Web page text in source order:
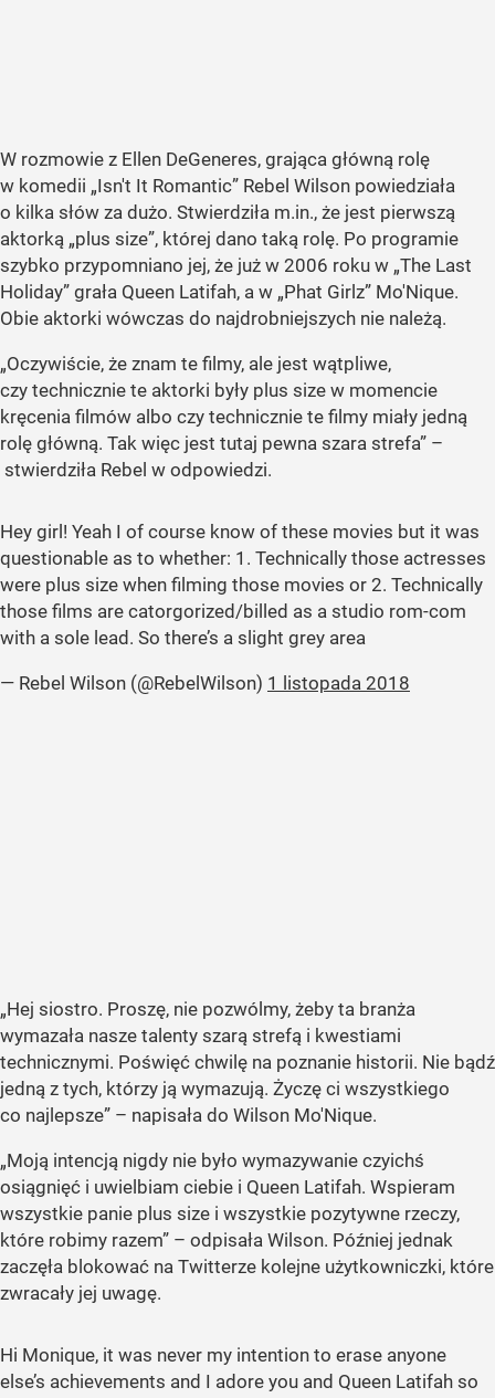
W rozmowie z Ellen DeGeneres, grająca główną rolę
w komedii „Isn't It Romantic” Rebel Wilson powiedziała
o kilka słów za dużo. Stwierdziła m.in., że jest pierwszą
aktorką „plus size”, której dano taką rolę. Po programie
szybko przypomniano jej, że już w 2006 roku w „The Last
Holiday” grała Queen Latifah, a w „Phat Girlz” Mo'Nique.
Obie aktorki wówczas do najdrobniejszych nie należą.
„Oczywiście, że znam te filmy, ale jest wątpliwe,
czy technicznie te aktorki były plus size w momencie
kręcenia filmów albo czy technicznie te filmy miały jedną
rolę główną. Tak więc jest tutaj pewna szara strefa” –
stwierdziła Rebel w odpowiedzi.
Hey girl! Yeah I of course know of these movies but it was
questionable as to whether: 1. Technically those actresses
were plus size when filming those movies or 2. Technically
those films are catorgorized/billed as a studio rom-com
with a sole lead. So there’s a slight grey area
— Rebel Wilson (@RebelWilson) 1 listopada 2018
„Hej siostro. Proszę, nie pozwólmy, żeby ta branża
wymazała nasze talenty szarą strefą i kwestiami
technicznymi. Poświęć chwilę na poznanie historii. Nie bądź
jedną z tych, którzy ją wymazują. Życzę ci wszystkiego
co najlepsze” – napisała do Wilson Mo'Nique.
„Moją intencją nigdy nie było wymazywanie czyichś
osiągnięć i uwielbiam ciebie i Queen Latifah. Wspieram
wszystkie panie plus size i wszystkie pozytywne rzeczy,
które robimy razem” – odpisała Wilson. Później jednak
zaczęła blokować na Twitterze kolejne użytkowniczki, które
zwracały jej uwagę.
Hi Monique, it was never my intention to erase anyone
else’s achievements and I adore you and Queen Latifah so